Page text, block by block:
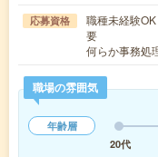
応募資格
職種未経験
要
何らか事務処
職場の雰囲気
年齢層
20代